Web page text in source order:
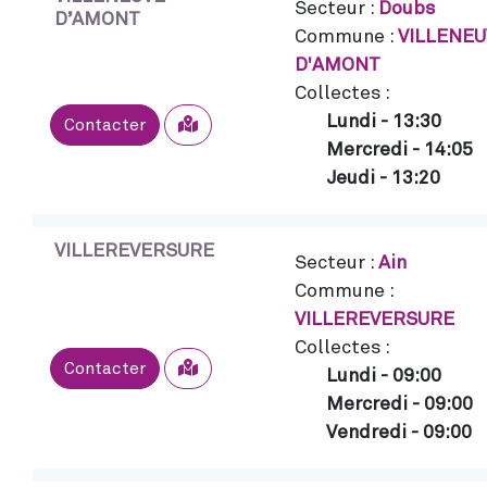
D’AMONT
Contacter Sélectionner
Secteur : Doubs
Commune :
D'AMONT
Collectes :
Lundi- 13:30
Mercredi- 14:05
Jeudi- 13:20
VILLEREVERSURE
Contacter Sélectionner
Secteur : Ain
Commune :
VILLEREVERSURE
Collectes :
Lundi- 09:00
Mercredi- 09:00
Vendredi- 09:00